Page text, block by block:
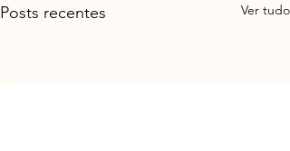
Posts recentes Ver tudo